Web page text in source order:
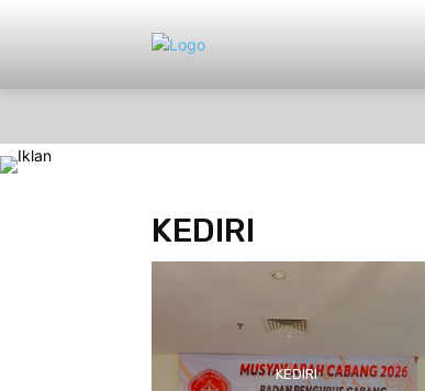
KEDIRI
KEDIRI